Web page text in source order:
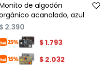
de algodón
acanalado, azul
$ 2.390
$1.793
$ 2.032